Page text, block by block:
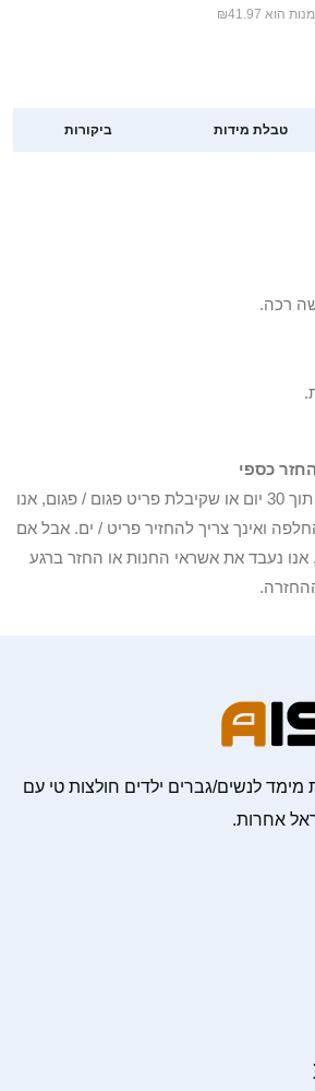
₪41.97
טבלת מידות ביקורות
רכה.
הפריטים שלך לא קיבלו תוך 30 יום או שקיבלת פריט פגום / פגום, אנו
ואינך צריך להחזיר פריט / ים. אבל אם
אנו נעבד את אשראי החנות או החזר ברגע
לנשים/גברים ילדים חולצות טי עם
אחרות.